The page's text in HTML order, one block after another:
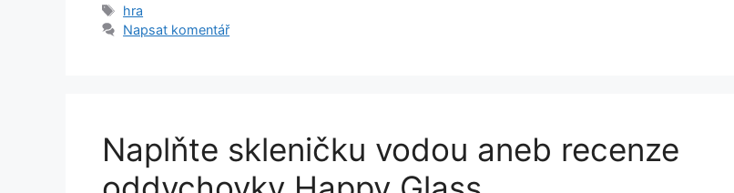
Štítky
hra
Napsat komentář
Naplňte skleničku vodou aneb recenze